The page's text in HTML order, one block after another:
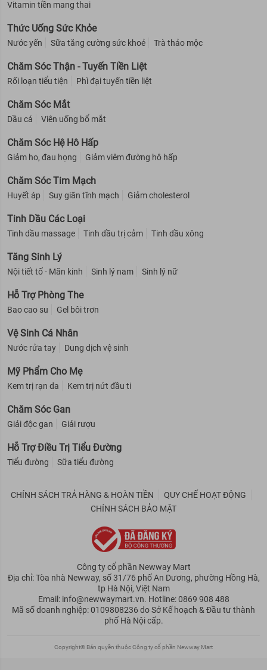
Vitamin tiền mang thai
Thức Uống Sức Khỏe
Nước yến Sữa tăng cường sức khoẻ Trà thảo mộc
Chăm Sóc Thận - Tuyến Tiền Liệt
Rối loạn tiểu tiện Phì đại tuyến tiền liệt
Chăm Sóc Mắt
Dầu cá Viên uống bổ mắt
Chăm Sóc Hệ Hô Hấp
Giảm ho, đau họng Giảm viêm đường hô hấp
Chăm Sóc Tim Mạch
Huyết áp Suy giãn tĩnh mạch Giảm cholesterol
Tinh Dầu Các Loại
Tinh dầu massage Tinh dầu trị cảm Tinh dầu xông
Tăng Sinh Lý
Nội tiết tố - Mãn kinh Sinh lý nam Sinh lý nữ
Hỗ Trợ Phòng The
Bao cao su Gel bôi trơn
Vệ Sinh Cá Nhân
Nước rửa tay Dung dịch vệ sinh
Mỹ Phẩm Cho Mẹ
Kem trị rạn da Kem trị nứt đầu ti
Chăm Sóc Gan
Giải độc gan Giải rượu
Hỗ Trợ Điều Trị Tiểu Đường
Tiểu đường Sữa tiểu đường
CHÍNH SÁCH TRẢ HÀNG & HOÀN TIỀN
QUY CHẾ HOẠT ĐỘNG
CHÍNH SÁCH BẢO MẬT
Công ty cổ phần Newway Mart
Địa chỉ: Tòa nhà Newway, số 31/76 phố An Dương, phường Hồng Hà,
tp Hà Nội, Việt Nam
Email: info@newwaymart.vn. Hotline: 0869 908 488
Mã số doanh nghiệp: 0109808236 do Sở Kế hoạch & Đầu tư thành
phố Hà Nội cấp.
Copyright© Bản quyền thuộc Công ty cổ phần Newway Mart